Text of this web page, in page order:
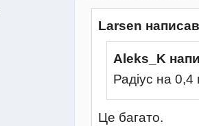
Larsen
Aleks_K
Радіус на
Це багато.